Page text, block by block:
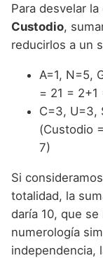
Para desvelar
Custodio,
reducirlos a un
A=1, N=5,
= 21 = 2+1
C=3, U=3,
(Custodio
7)
Si
totalidad, la
daría 10, que se
numerología
independencia,